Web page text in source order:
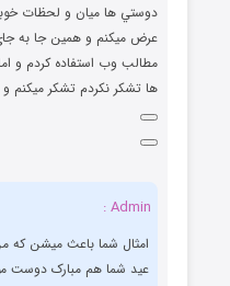
دوستي ها ميان و لحظات
عرض ميكنم و همين جا به
مطالب وب استفاده كردم و
ها تشكر نكردم تشكر ميكنم
Admin :
امثال شما باعث میشن
عید شما هم مبارک دوست